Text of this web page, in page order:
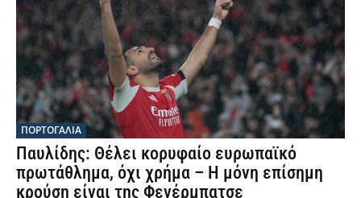
ΠΟΡΤΟΓΑΛΙΑ
Παυλίδης: Θέλει κορυφαίο ευρωπαϊκό
πρωτάθλημα, όχι χρήμα – Η μόνη επίσημη
κρούση είναι της Φενέρμπατσε